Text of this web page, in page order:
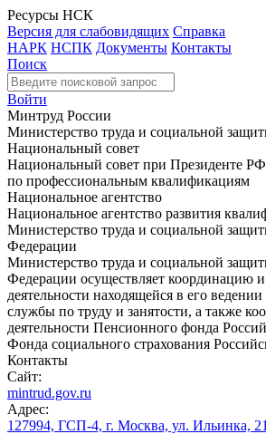
Ресурсы НСК
Версия для слабовидящих Справка
НАРК НСПК Документы Контакты
Поиск
Войти
Минтруд России
Министерство труда и социальной
Национальный совет
Национальный совет при Президенте РФ
по профессиональным квалификациям
Национальное агентство
Национальное агентство развития
Министерство труда и социальной
Федерации
Министерство труда и социальной
Федерации осуществляет координацию и
деятельности находящейся в его
службы по труду и занятости, а также
деятельности Пенсионного фонда
Фонда социального страхования
Контакты
Сайт:
mintrud.gov.ru
Адрес:
127994, ГСП-4, г. Москва, ул. Ильинка, 21